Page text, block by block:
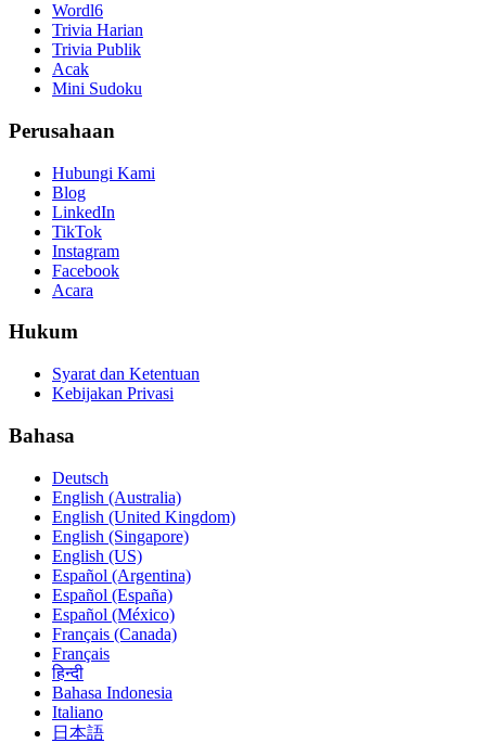
Wordl6
Trivia Harian
Trivia Publik
Acak
Mini Sudoku
Perusahaan
Hubungi Kami
Blog
LinkedIn
TikTok
Instagram
Facebook
Acara
Hukum
Syarat dan Ketentuan
Kebijakan Privasi
Bahasa
Deutsch
English (Australia)
English (United Kingdom)
English (Singapore)
English (US)
Español (Argentina)
Español (España)
Español (México)
Français (Canada)
Français
हिन्दी
Bahasa Indonesia
Italiano
日本語